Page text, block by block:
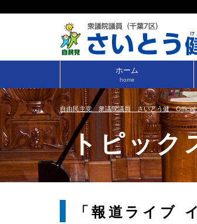
ホーム
home
自由民主党 衆議院議員 さいとう健 Official
トピック
「報道ライブ